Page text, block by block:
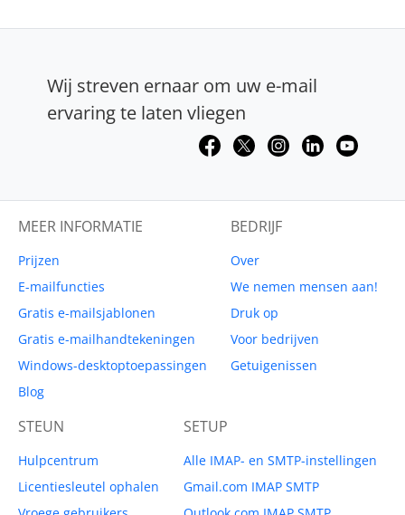
Wij streven ernaar om uw e-mail
ervaring te laten vliegen
MEER INFORMATIE
Prijzen
E-mailfuncties
Gratis e-mailsjablonen
Gratis e-mailhandtekeningen
Windows-desktoptoepassingen
Blog
BEDRIJF
Over
We nemen mensen aan!
Druk op
Voor bedrijven
Getuigenissen
STEUN
Hulpcentrum
Licentiesleutel ophalen
SETUP
Alle IMAP- en SMTP-instellingen
Gmail.com IMAP SMTP